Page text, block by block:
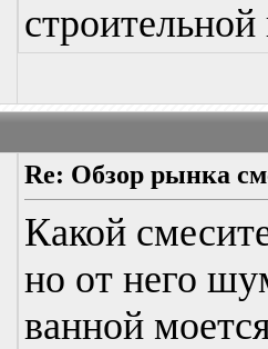
Re: Обзор рынка
Какой
но от него
ванной